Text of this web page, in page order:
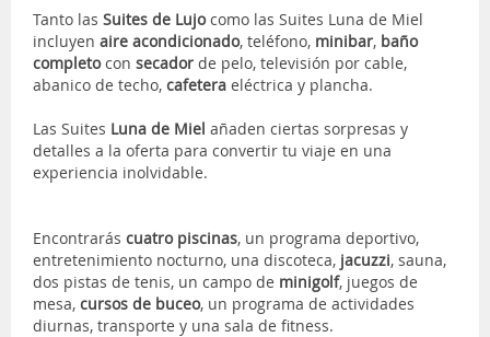
Tanto las Suites de Lujocomo las Suites Luna de Miel
incluyen aire acondicionado, teléfono, minibar, baño
completocon secador de pelo, televisión por cable,
abanico de techo, cafetera eléctrica y plancha.
Las Suites Luna de Miel añaden ciertas sorpresas y
detalles a la oferta para convertir tu viaje en una
experiencia inolvidable.
Encontrarás cuatro piscinas, un programa deportivo,
entretenimiento nocturno, una discoteca, jacuzzi, sauna,
dos pistas de tenis, un campo de minigolf, juegos de
mesa, cursos de buceo, un programa de actividades
diurnas, transporte y una sala de fitness.